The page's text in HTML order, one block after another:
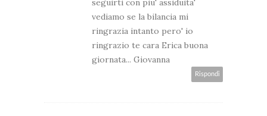
seguirti con piu' assiduita'
vediamo se la bilancia mi
ringrazia intanto pero' io
ringrazio te cara Erica buona
giornata... Giovanna
Rispondi